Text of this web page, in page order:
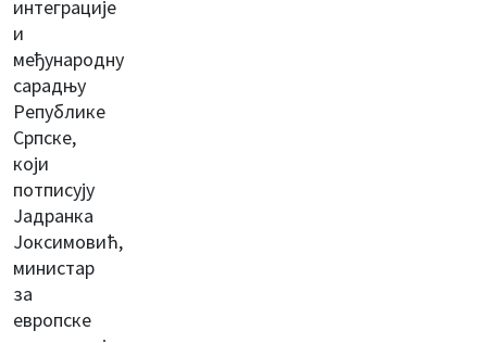
интеграције
и
међународну
сарадњу
Републике
Српске,
који
потписују
Јадранка
Јоксимовић,
министар
за
европске